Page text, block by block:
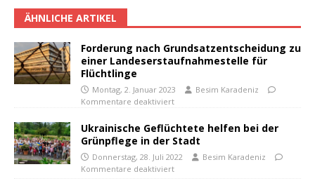
ÄHNLICHE ARTIKEL
Forderung nach Grundsatzentscheidung zu
einer Landeserstaufnahmestelle für
Flüchtlinge
Montag, 2. Januar 2023
Besim Karadeniz
Kommentare deaktiviert
Ukrainische Geflüchtete helfen bei der
Grünpflege in der Stadt
Donnerstag, 28. Juli 2022
Besim Karadeniz
Kommentare deaktiviert